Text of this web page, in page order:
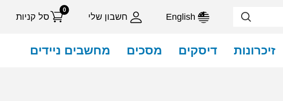
חשבון שלי סל קניות
0
זיכרונות דיסקים מסכים מחשבים ניידים